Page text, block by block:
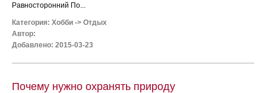
Равносторонний По...
Категория: Хобби -> Отдых
Автор:
Добавлено: 2015-03-23
Почему нужно охранять природу